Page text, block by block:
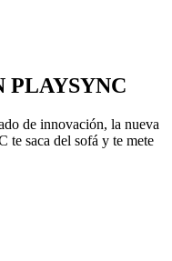
PLAYSYNC
de innovación, la nueva
saca del sofá y te mete